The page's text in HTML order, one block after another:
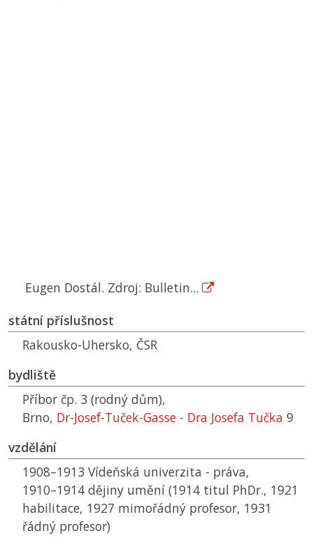
Eugen Dostál. Zdroj: Bulletin...
státní příslušnost
Rakousko-Uhersko, ČSR
bydliště
Příbor čp. 3 (rodný dům),
Brno, Dr-Josef-Tuček-Gasse - Dra Josefa Tučka 9
vzdělání
1908–1913 Vídeňská univerzita - práva,
1910–1914 dějiny umění (1914 titul PhDr., 1921
habilitace, 1927 mimořádný profesor, 1931
řádný profesor)